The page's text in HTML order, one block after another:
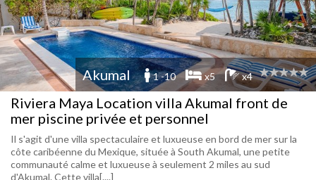
Akumal 1 -10 x5 x4
Riviera Maya Location villa Akumal front de
mer piscine privée et personnel
Il s'agit d'une villa spectaculaire et luxueuse en bord de mer sur la
côte caribéenne du Mexique, située à South Akumal, une petite
communauté calme et luxueuse à seulement 2 miles au sud
d'Akumal. Cette villa[....]